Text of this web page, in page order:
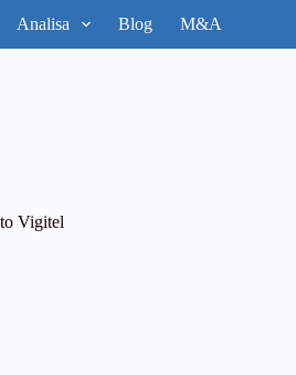
Analisa Blog M&A
Vigitel